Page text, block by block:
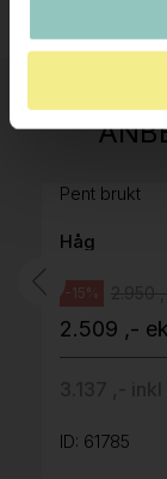
Pent brukt
Håg
-15%
2.509 ,-
ID: 61785